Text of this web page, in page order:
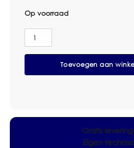
Op voorraad
Unger
OptiLoc
3-
Telescoopsteel
Toevoegen aan
Gratis
Eigen